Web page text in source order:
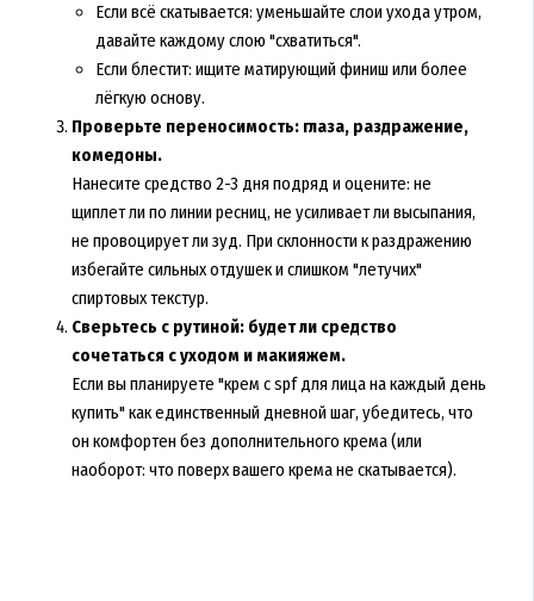
Если всё скатывается: уменьшайте слои ухода утром,
давайте каждому слою "схватиться".
Если блестит: ищите матирующий финиш или более
лёгкую основу.
Проверьте переносимость: глаза, раздражение,
комедоны.
Нанесите средство 2-3 дня подряд и оцените: не
щиплет ли по линии ресниц, не усиливает ли высыпания,
не провоцирует ли зуд. При склонности к раздражению
избегайте сильных отдушек и слишком "летучих"
спиртовых текстур.
Сверьтесь с рутиной: будет ли средство
сочетаться с уходом и макияжем.
Если вы планируете "крем с spf для лица на каждый день
купить" как единственный дневной шаг, убедитесь, что
он комфортен без дополнительного крема (или
наоборот: что поверх вашего крема не скатывается).